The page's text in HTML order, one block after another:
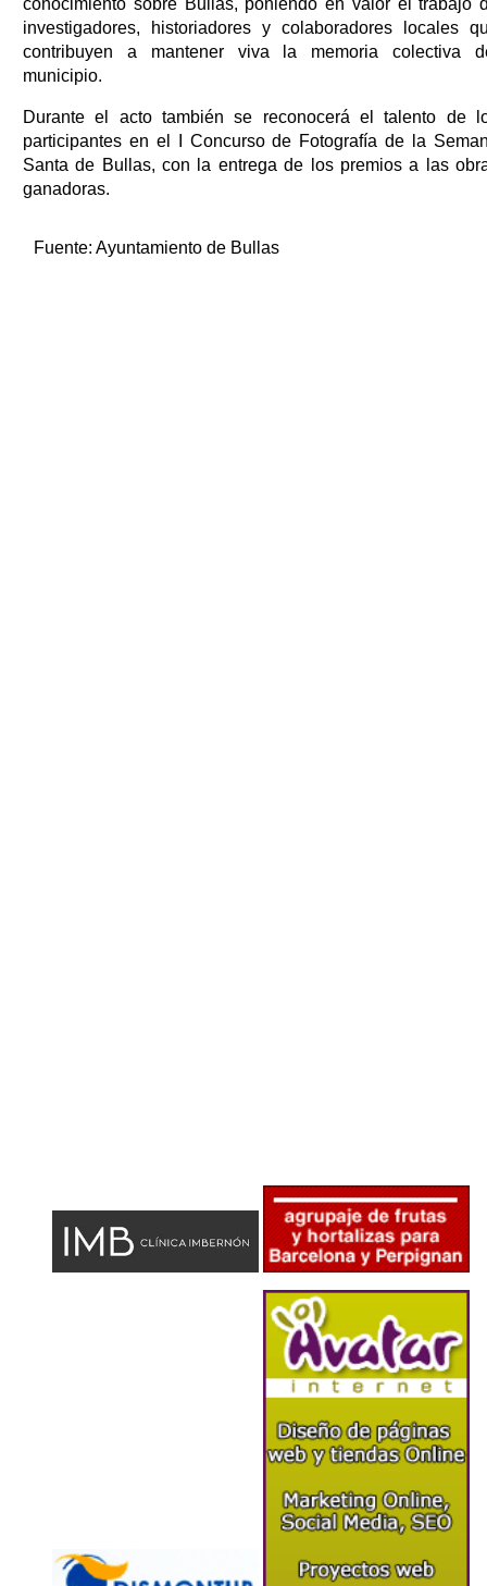
investigadores, historiadores y colaboradores locales
contribuyen a mantener viva la memoria colectiva
municipio.
Durante el acto también se reconocerá el talento de
participantes en el I Concurso de Fotografía de la
Santa de Bullas, con la entrega de los premios a las
ganadoras.
Fuente: Ayuntamiento de Bullas